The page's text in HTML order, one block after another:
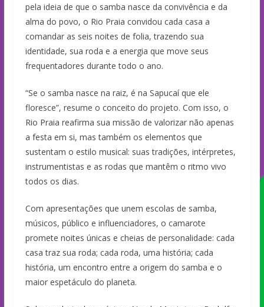
pela ideia de que o samba nasce da convivência e da
alma do povo, o Rio Praia convidou cada casa a
comandar as seis noites de folia, trazendo sua
identidade, sua roda e a energia que move seus
frequentadores durante todo o ano.
“Se o samba nasce na raiz, é na Sapucaí que ele
floresce”, resume o conceito do projeto. Com isso, o
Rio Praia reafirma sua missão de valorizar não apenas
a festa em si, mas também os elementos que
sustentam o estilo musical: suas tradições, intérpretes,
instrumentistas e as rodas que mantêm o ritmo vivo
todos os dias.
Com apresentações que unem escolas de samba,
músicos, público e influenciadores, o camarote
promete noites únicas e cheias de personalidade: cada
casa traz sua roda; cada roda, uma história; cada
história, um encontro entre a origem do samba e o
maior espetáculo do planeta.